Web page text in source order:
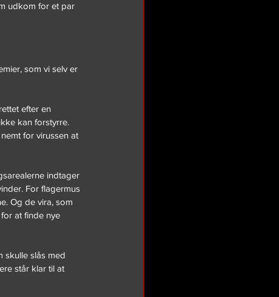
udkom for et par
som vi selv er
efter en
kan forstyrre.
for virussen at
indtager
For flagermus
Og de vira, som
at finde nye
skulle slås med
står klar til at